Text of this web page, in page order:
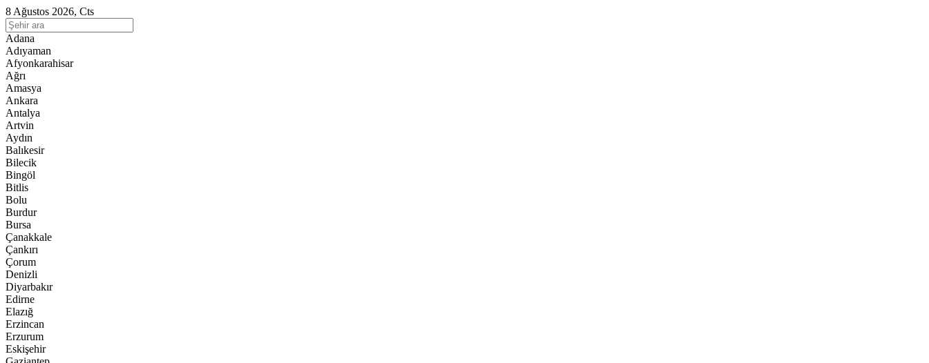
8 Ağustos 2026, Cts
Adana
Adıyaman
Afyonkarahisar
Ağrı
Amasya
Ankara
Antalya
Artvin
Aydın
Balıkesir
Bilecik
Bingöl
Bitlis
Bolu
Burdur
Bursa
Çanakkale
Çankırı
Çorum
Denizli
Diyarbakır
Edirne
Elazığ
Erzincan
Erzurum
Eskişehir